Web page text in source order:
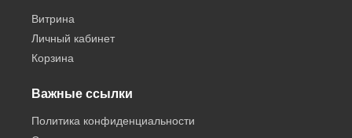
Витрина
Личный кабинет
Корзина
Важные ссылки
Политика конфиденциальности